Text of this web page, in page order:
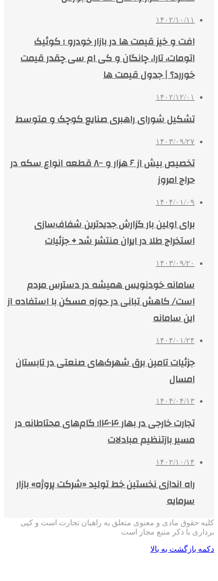
۱۴۰۲/۱۰/۱۱
افت و خیز قیمت ها در بازار خودرو ؛ کوئیک
اتومات، تارا، چانگان و کی ام سی چقدر قیمت
خوررد؟ | جدول قیمت ها
۱۴۰۲/۱۲/۰۱
تشکیل شورای راهبری صنایع کوچک و متوسط
۱۴۰۳/۰۹/۲۷
تخصیص بیش از ۶ هزار و ۸۰۰ قطعه انواع سکه در
حراج امروز
۱۴۰۴/۰۱/۰۹
برای اولین بار گزارش جدیدترین شفاف‌سازی
استخراج طلا در ایران منتشر شد + جزئیات
۱۴۰۳/۰۹/۲۰
سامانه خودنویس همیشه در دسترس مردم
است/ کاهش تبانی در حوزه مسکن با استفاده از
این سامانه
۱۴۰۴/۰۱/۲۴
جزئیات تامین برق شهرک‌های صنعتی در تابستان
امسال
۱۴۰۴/۰۴/۱۳
تجارت خارجی در بهار ۱۴۰۴؛ گام‌های محتاطانه در
مسیر بازتنظیم مبادلات
۱۴۰۲/۱۰/۱۴
راه اندازی نخستین خط تولید «شرکت پروژه» بازار
سرمایه
کلیه حقوق مادی و معنوی متعلق به راهیان تجارت است و کپی
برداری با ذکر منبع مجاز است
دکمه بازگشت به بالا